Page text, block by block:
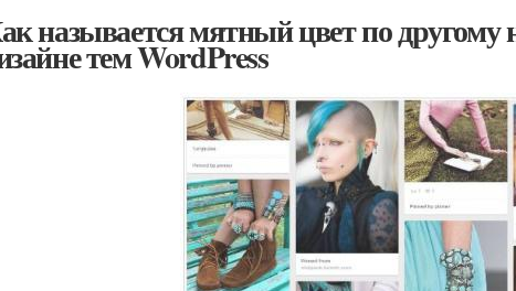
называется мятный цвет по
тем WordPress